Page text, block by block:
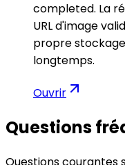
completed. La
URL d'image
propre
longtemps.
Ouvrir
Questions
Questions courantes